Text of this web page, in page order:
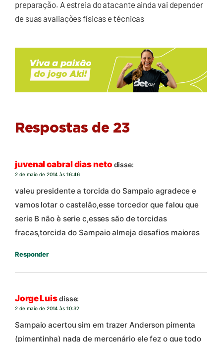
preparação. A estreia do atacante ainda vai depender
de suas avaliações físicas e técnicas
Respostas de 23
juvenal cabral dias neto disse:
2 de maio de 2014 às 16:46
valeu presidente a torcida do Sampaio agradece e
vamos lotar o castelão,esse torcedor que falou que
serie B não è serie c,esses são de torcidas
fracas,torcida do Sampaio almeja desafios maiores
Responder
Jorge Luisdisse:
2 de maio de 2014 às 10:32
Sampaio acertou sim em trazer Anderson pimenta
(pimentinha) nada de mercenário ele fez o que todo